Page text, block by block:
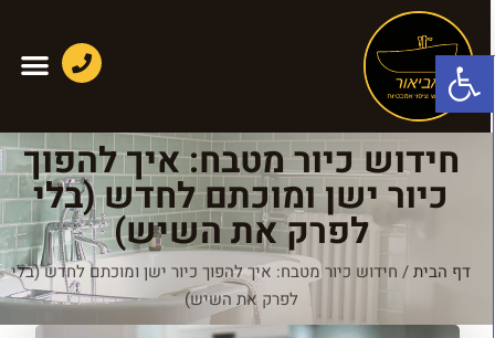
פתח סרגל נגישות
חידוש כיור מטבח: איך להפוך
כיור ישן ומוכתם לחדש (בלי
לפרק את השיש)
דף הבית/ חידוש כיור מטבח: איך להפוך כיור ישן ומוכתם לחדש (בלי
לפרק את השיש)